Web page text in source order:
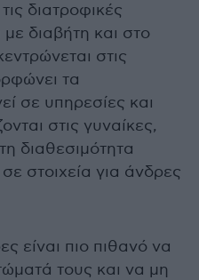
διατροφικές
διαβήτη και στο
στις
τα
σε υπηρεσίες και
στις γυναίκες,
διαθεσιμότητα
στοιχεία για άνδρες
είναι πιο πιθανό να
τους και να μη